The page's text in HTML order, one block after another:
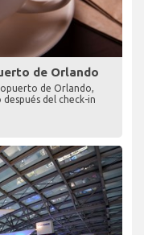
de Orlando
de Orlando,
del check-in